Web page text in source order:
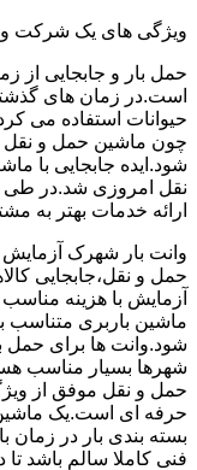
ویژگی های یک شرکت
حمل بار و جابجایی از
است.در زمان های
حیوانات استفاده می
چون ماشین حمل و نقل
شود.ایده جابجایی با
نقل امروزی شد.در طی
ارائه خدمات بهتر به
وانت بار شهرک آزمایش
حمل و نقل،جابجایی
آزمایش با هزینه
ماشین باربری متناسب
شود.وانت ها برای
شهرها بسیار مناسب
حمل و نقل موفق از
حرفه ای است.یک ماشین
بسته بندی بار در زمان
فنی کاملا سالم باشد تا